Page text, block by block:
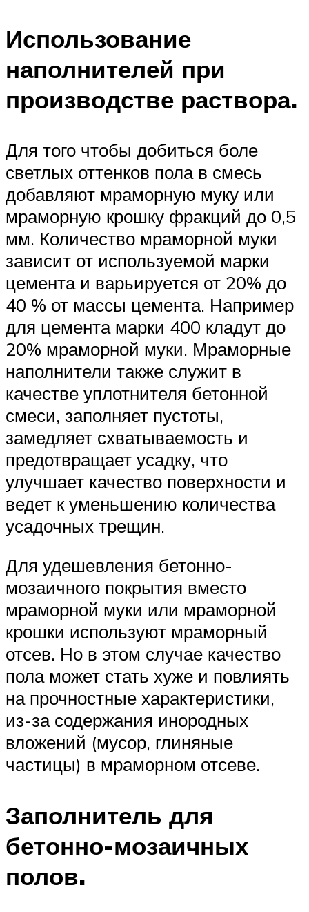
Использование
наполнителей при
производстве раствора.
Для того чтобы добиться боле
светлых оттенков пола в смесь
добавляют мраморную муку или
мраморную крошку фракций до 0,5
мм. Количество мраморной муки
зависит от используемой марки
цемента и варьируется от 20% до
40 % от массы цемента. Например
для цемента марки 400 кладут до
20% мраморной муки. Мраморные
наполнители также служит в
качестве уплотнителя бетонной
смеси, заполняет пустоты,
замедляет схватываемость и
предотвращает усадку, что
улучшает качество поверхности и
ведет к уменьшению количества
усадочных трещин.
Для удешевления бетонно-
мозаичного покрытия вместо
мраморной муки или мраморной
крошки используют мраморный
отсев. Но в этом случае качество
пола может стать хуже и повлиять
на прочностные характеристики,
из-за содержания инородных
вложений (мусор, глиняные
частицы) в мраморном отсеве.
Заполнитель для
бетонно-мозаичных
полов.